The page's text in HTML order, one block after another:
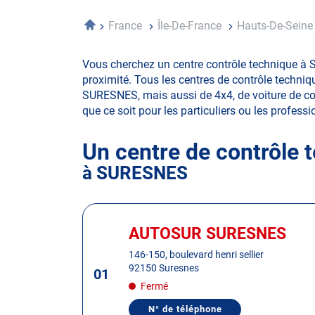
AccueilFrance Île-De-France Hauts-De-Seine
Vous cherchez un centre contrôle technique à
proximité. Tous les centres de contrôle
SURESNES, mais aussi de 4x4, de voiture de
que ce soit pour les particuliers ou les
Un centre de contrôle
à SURESNES
Appuyer
ENTRÉE
01
Centre
AUTOSUR SURESNES
146-150, boulevard henri sellier
92150 Suresnes
Fermé
N° de téléphone